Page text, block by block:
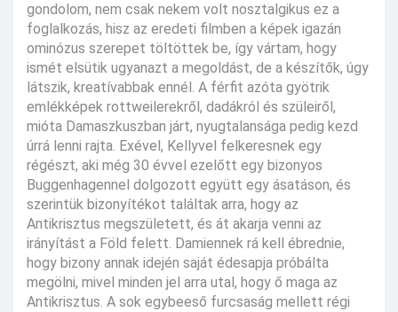
gondolom, nem csak nekem volt nosztalgikus ez a
foglalkozás, hisz az eredeti filmben a képek igazán
ominózus szerepet töltöttek be, így vártam, hogy
ismét elsütik ugyanazt a megoldást, de a készítők, úgy
látszik, kreatívabbak ennél. A férfit azóta gyötrik
emlékképek rottweilerekről, dadákról és szüleiről,
mióta Damaszkuszban járt, nyugtalansága pedig kezd
úrrá lenni rajta. Exével, Kellyvel felkeresnek egy
régészt, aki még 30 évvel ezelőtt egy bizonyos
Buggenhagennel dolgozott együtt egy ásatáson, és
szerintük bizonyítékot találtak arra, hogy az
Antikrisztus megszületett, és át akarja venni az
irányítást a Föld felett. Damiennek rá kell ébrednie,
hogy bizony annak idején saját édesapja próbálta
megölni, mivel minden jel arra utal, hogy ő maga az
Antikrisztus. A sok egybeeső furcsaság mellett régi